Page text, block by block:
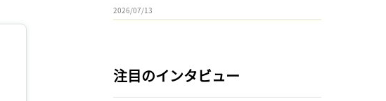
2026/07/13
注目のインタビュー